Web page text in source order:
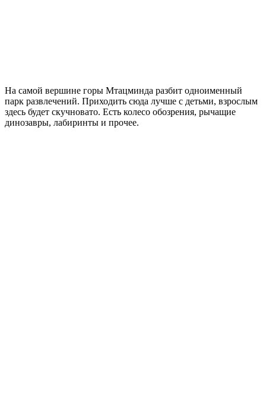
На самой вершине горы Мтацминда разбит одноименный
парк развлечений. Приходить сюда лучше с детьми, взрослым
здесь будет скучновато. Есть колесо обозрения, рычащие
динозавры, лабиринты и прочее.